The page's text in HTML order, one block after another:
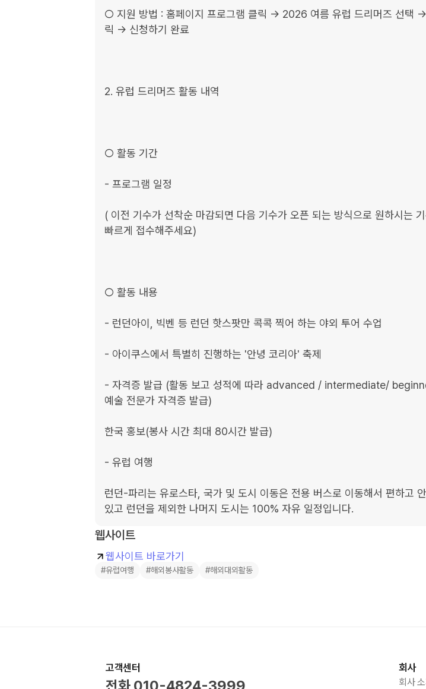
○ 지원 방법 : 홈페이지 프로그램 클릭 -> 2026 여름 유럽 드리머즈 선택 -
릭 -> 신청하기 완료
2. 유럽 드리머즈 활동 내역
○ 활동 기간
- 프로그램 일정
( 이전 기수가 선착순 마감되면 다음 기수가 오픈 되는 방식으로 원하시는
빠르게 접수해주세요)
○ 활동 내용
- 런던아이, 빅벤 등 런던 핫스팟만 콕콕 찍어 하는 야외 투어 수업
- 아이쿠스에서 특별히 진행하는 '안녕 코리아' 축제
- 자격증 발급 (활동 보고 성적에 따라 advanced / intermediate/
예술 전문가 자격증 발급)
한국 홍보(봉사 시간 최대 80시간 발급)
- 유럽 여행
런던-파리는 유로스타, 국가 및 도시 이동은 전용 버스로 이동해서 편하고
있고 런던을 제외한 나머지 도시는 100% 자유 일정입니다.
웹사이트
웹사이트 바로가기
#유럽여행 #해외봉사활동 #해외대외활동
고객센터 회사
회사